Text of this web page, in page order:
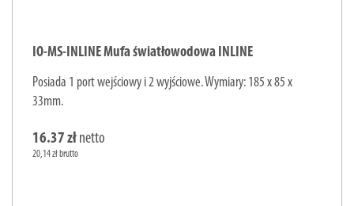
IO-MS-INLINE Mufa światłowodowa INLINE
Posiada 1 port wejściowy i 2 wyjściowe. Wymiary: 185 x 85 x
33mm.
16.37 zł netto
20,14 zł brutto